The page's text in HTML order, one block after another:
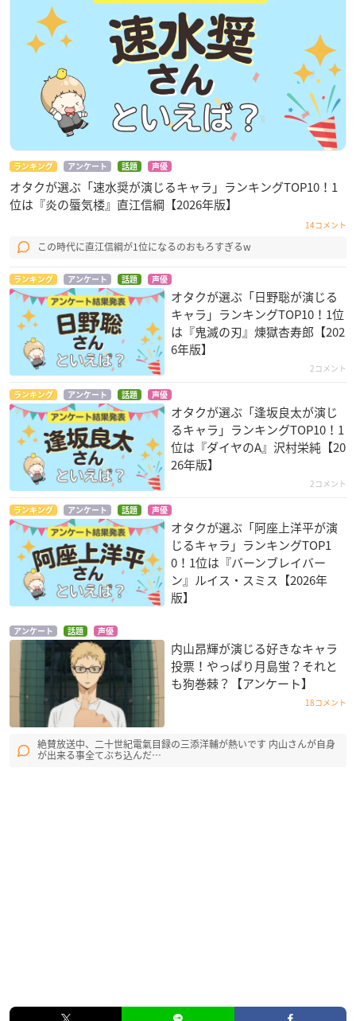
ランキング アンケート 話題 声優
オタクが選ぶ「速水奨が演じるキャラ」ランキングTOP10！1
位は『炎の蜃気楼』直江信綱【2026年版】
14コメント
この時代に直江信綱が1位になるのおもろすぎるw
ランキング アンケート 話題 声優
オタクが選ぶ「日野聡が演じる
キャラ」ランキングTOP10！1位
は『鬼滅の刃』煉󠄁獄杏寿郎【202
6年版】
2コメント
ランキング アンケート 話題 声優
オタクが選ぶ「逢坂良太が演じ
るキャラ」ランキングTOP10！1
位は『ダイヤのA』沢村栄純【20
26年版】
2コメント
ランキング アンケート 話題 声優
オタクが選ぶ「阿座上洋平が演
じるキャラ」ランキングTOP1
0！1位は『バーンブレイバー
ン』ルイス・スミス【2026年
版】
アンケート 話題 声優
内山昂輝が演じる好きなキャラ
投票！やっぱり月島蛍？それと
も狗巻棘？【アンケート】
18コメント
絶賛放送中、二十世紀電氣目録の三添洋輔が熱いです 内山さんが自身
が出来る事全てぶち込んだ…